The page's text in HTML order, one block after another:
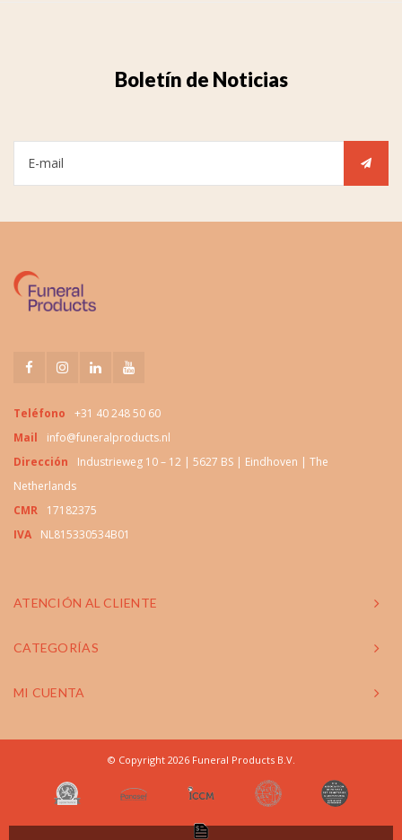
Boletín de Noticias
Teléfono
+31 40 248 50 60
Mail
info@funeralproducts.nl
Dirección
Industrieweg 10 – 12 | 5627 BS | Eindhoven | The
Netherlands
CMR
17182375
IVA
NL815330534B01
ATENCIÓN AL CLIENTE
CATEGORÍAS
MI CUENTA
© Copyright 2026 Funeral Products B.V.